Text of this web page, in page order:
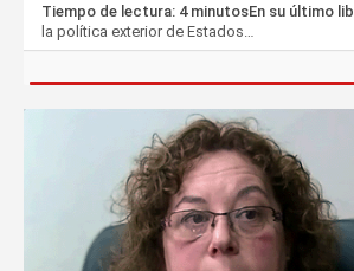
Tiempo de lectura: 4 minutosEn su último
la política exterior de Estados…